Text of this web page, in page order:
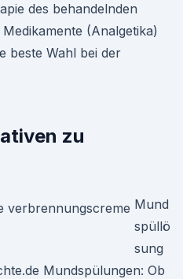
des behandelnden
(Analgetika)
beste Wahl bei der
zu
Mund
spüllö
sung
Mundspülungen: Ob